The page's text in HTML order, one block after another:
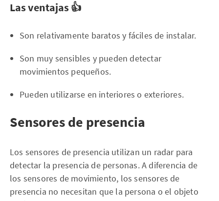
Las ventajas 👍
Son relativamente baratos y fáciles de instalar.
Son muy sensibles y pueden detectar
movimientos pequeños.
Pueden utilizarse en interiores o exteriores.
Sensores de presencia
Los sensores de presencia utilizan un radar para
detectar la presencia de personas. A diferencia de
los sensores de movimiento, los sensores de
presencia no necesitan que la persona o el objeto